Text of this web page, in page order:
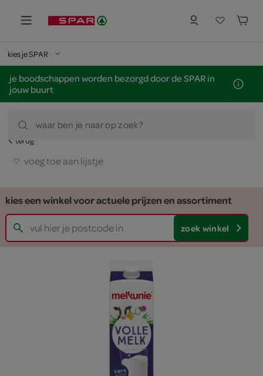
kies je SPAR
je boodschappen worden bezorgd door de SPAR in
jouw buurt
waar ben je naar op zoek?
terug
voeg toe aan lijstje
kies een winkel voor actuele prijzen en assortiment
zoek winkel